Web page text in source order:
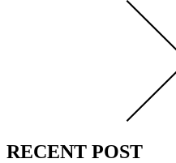
RECENT POST